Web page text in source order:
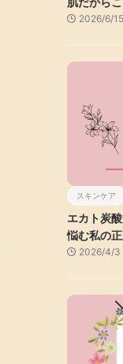
2026/6/15
スキンケア
エカト炭
悩む私の
2026/4/3